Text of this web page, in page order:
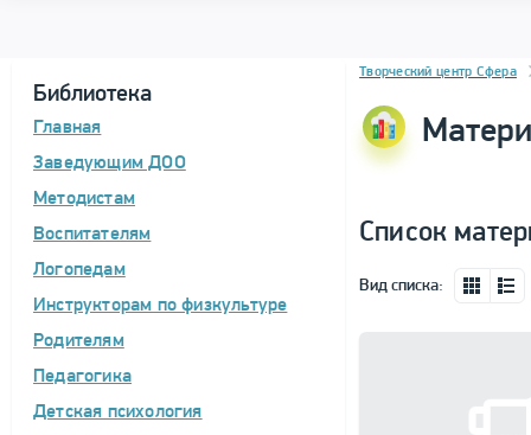
Библиотека
Главная
Заведующим ДОО
Методистам
Воспитателям
Логопедам
Инструкторам по физкультуре
Родителям
Педагогика
Детская психология
Блок новостей
Творческий центр Сфера
Список
Вид списка: